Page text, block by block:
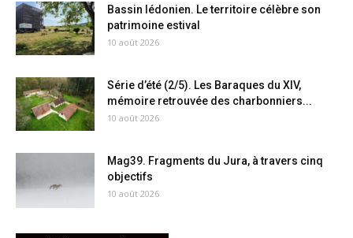
Bassin lédonien. Le territoire célèbre son
patrimoine estival
10 août 2026
Série d’été (2/5). Les Baraques du XIV,
mémoire retrouvée des charbonniers...
10 août 2026
Mag39. Fragments du Jura, à travers cinq
objectifs
10 août 2026